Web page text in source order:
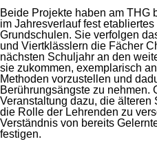
Beide Projekte haben am THG
im Jahresverlauf fest
Grundschulen. Sie verfolgen
und Viertklässlern die Fächer
nächsten Schuljahr an den
sie zukommen, exemplarisch
Methoden vorzustellen und
Berührungsängste zu nehmen.
Veranstaltung dazu, die
die Rolle der Lehrenden zu
Verständnis von bereits
festigen.